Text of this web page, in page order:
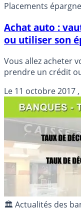
Placements
Achat auto :
ou utiliser son
Vous allez acheter
prendre un crédit
surprenante,
plus
Décryptage d’une
Le 11 octobre 2017
🏛️ Actualités des